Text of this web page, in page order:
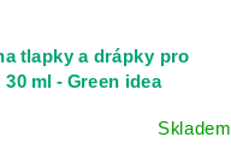
tlapky a drápky pro
ml - Green idea
Skladem